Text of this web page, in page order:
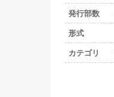
発行部数
形式
カテゴリ